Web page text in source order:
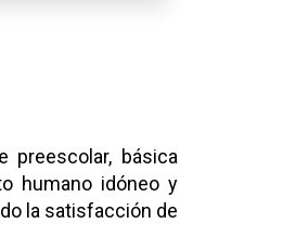
preescolar, básica
humano idóneo y
la satisfacción de